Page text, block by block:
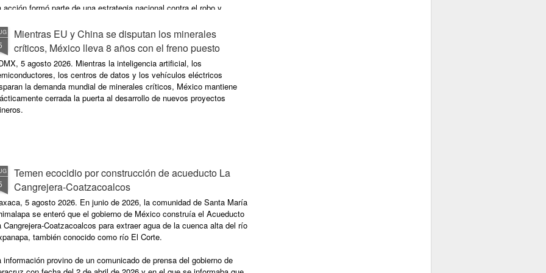
acción formó parte de una estrategia nacional contra el robo y
en San Luis Potosí y Morelos.
Mientras EU y China se disputan los minerales
críticos, México lleva 8 años con el freno puesto
5 agosto 2026. Mientras la inteligencia artificial, los
los centros de datos y los vehículos eléctricos
la demanda mundial de minerales críticos, México mantiene
cerrada la puerta al desarrollo de nuevos proyectos
Temen ecocidio por construcción de acueducto La
Cangrejera-Coatzacoalcos
5 agosto 2026. En junio de 2026, la comunidad de Santa María
se enteró que el gobierno de México construía el Acueducto
Cangrejera-Coatzacoalcos para extraer agua de la cuenca alta del río
también conocido como río El Corte.
información provino de un comunicado de prensa del gobierno de